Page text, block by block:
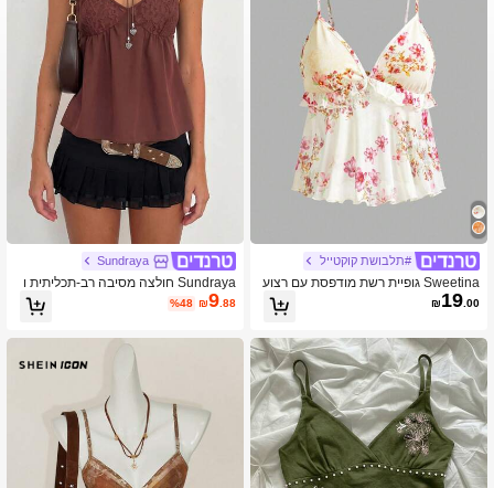
#תלבושת קוקטייל
Sweetina גופיית רשת מודפסת עם רצוע
ת ספגטי, אופנתית לקיץ
₪19.00
Sundraya
Sundraya חולצה מסיבה רב-תכליתית ו
מעוטרת תחרה לנשים
₪9.88
%48